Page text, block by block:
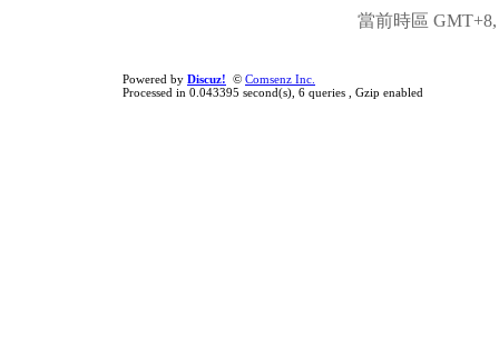
當前時區 GMT+8,
Powered by Discuz! © Comsenz Inc.
Processed in 0.043395 second(s), 6 queries , Gzip enabled